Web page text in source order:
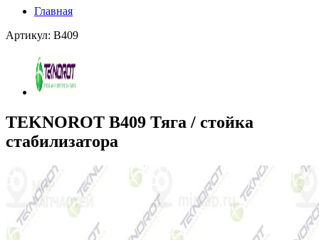
Главная
Артикул: B409
TEKNOROT B409 Тяга / стойка
стабилизатора